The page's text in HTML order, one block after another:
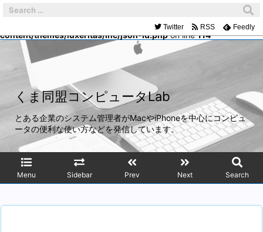
Warning: Trying to access array offset on false in
/home/mach/kumadoumei.net/public_html/wp-
content/themes/luxeritas/inc/json-ld.phpon line114
くま同盟コンピュータLab
とある企業のシステム管理者がMacやiPhoneを中心にコンピュ
ータの便利な使い方などを発信しています。
Menu Sidebar Prev Next Search
Twitter RSS Feedly